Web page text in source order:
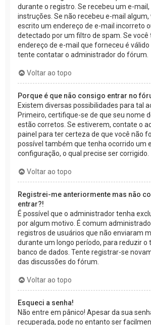
durante o registro. Se recebeu um e-mail,
instruções. Se não recebeu e-mail
escrito um endereço de e-mail incorreto
detectado por um filtro de spam. Se
endereço de e-mail que forneceu é
tente contatar o administrador do fórum.
Voltar ao topo
Porque é que não consigo entrar no
Existem diversas possibilidades para tal
Primeiro, certifique-se de que seu nome
estão corretos. Se estiverem, contate o
painel para ter certeza de que você não
possível também que tenha ocorrido um
configuração, o qual precise ser corrigido.
Voltar ao topo
Registrei-me anteriormente mas não
entrar?!
É possível que o administrador tenha
por algum motivo. É comum
registros de usuários que não enviaram
durante um longo período, para reduzir o
banco de dados. Tente registrar-se
das discussões do fórum.
Voltar ao topo
Esqueci a senha!
Não entre em pânico! Apesar da sua
recuperada, pode no entanto ser